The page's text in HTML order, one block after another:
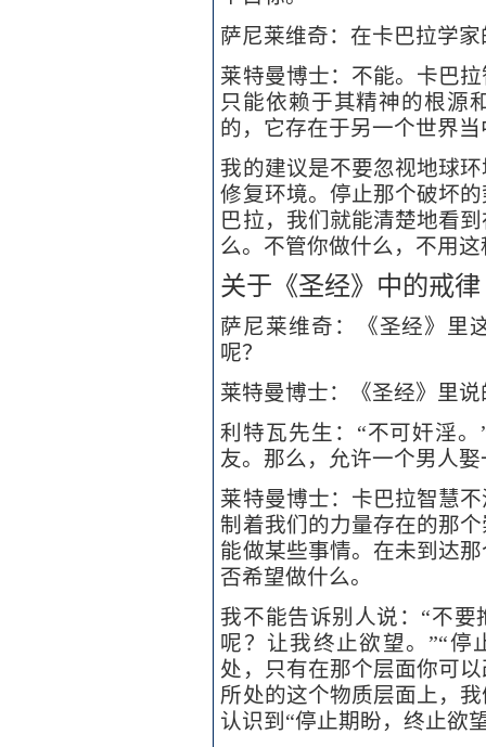
萨尼莱维奇：在卡巴拉学
莱特曼博士：不能。卡巴
只能依赖于其精神的根源
的，它存在于另一个世界当
我的建议是不要忽视地球
修复环境。停止那个破坏
巴拉，我们就能清楚地看
么。不管你做什么，不用
关于《圣经》中的戒律
萨尼莱维奇：《圣经》里
呢？
莱特曼博士：《圣经》里
利特瓦先生：“不可奸淫
友。那么，允许一个男人
莱特曼博士：卡巴拉智慧
制着我们的力量存在的那
能做某些事情。在未到达
否希望做什么。
我不能告诉别人说：“不要
呢？让我终止欲望。”“停
处，只有在那个层面你可
所处的这个物质层面上，
认识到“停止期盼，终止欲